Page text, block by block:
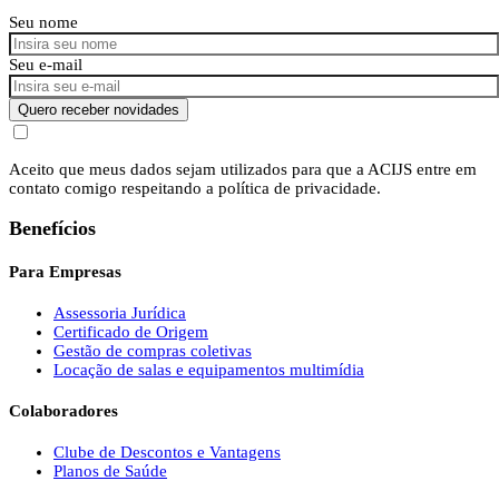
Seu nome
Seu e-mail
Quero receber novidades
Aceito que meus dados sejam utilizados para que a ACIJS entre em
contato comigo respeitando a política de privacidade.
Benefícios
Para Empresas
Assessoria Jurídica
Certificado de Origem
Gestão de compras coletivas
Locação de salas e equipamentos multimídia
Colaboradores
Clube de Descontos e Vantagens
Planos de Saúde